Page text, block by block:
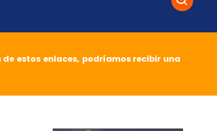
estos enlaces, podríamos recibir una